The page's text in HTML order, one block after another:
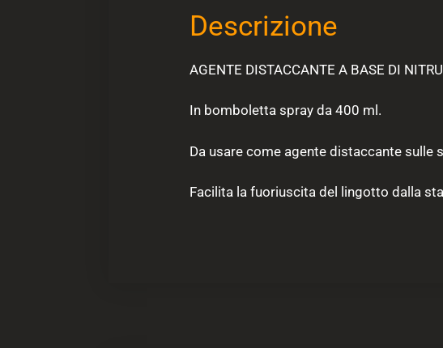
Descrizione
AGENTE DISTACCANTE A BASE DI
In bomboletta spray da 400 ml.
Da usare come agente distaccante
Facilita la fuoriuscita del lingotto dalla